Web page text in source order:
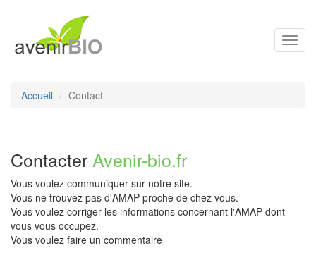
Accueil Contact
Contacter Avenir-bio.fr
Vous voulez communiquer sur notre site.
Vous ne trouvez pas d'AMAP proche de chez vous.
Vous voulez corriger les informations concernant l'AMAP dont
vous vous occupez.
Vous voulez faire un commentaire